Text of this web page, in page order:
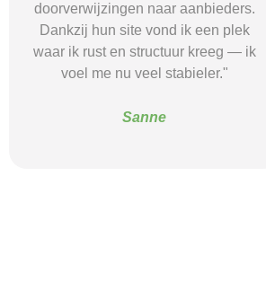
welke vragen ik moest stellen
tijdens intakegesprekken. Daardoor
kwam ik bij een aanbieder die echt
bij mij past. Mijn zelfstandigheid is